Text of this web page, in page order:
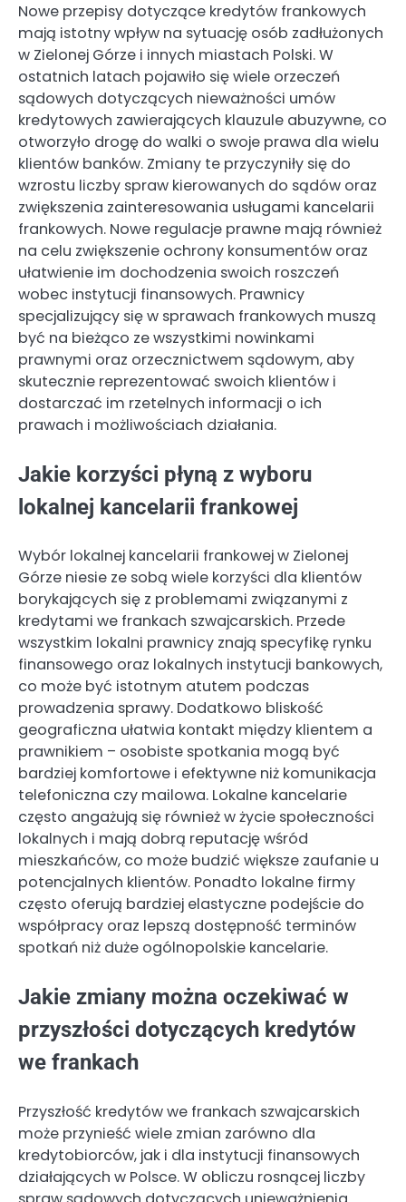
Nowe przepisy dotyczące kredytów frankowych
mają istotny wpływ na sytuację osób zadłużonych
w Zielonej Górze i innych miastach Polski. W
ostatnich latach pojawiło się wiele orzeczeń
sądowych dotyczących nieważności umów
kredytowych zawierających klauzule abuzywne, co
otworzyło drogę do walki o swoje prawa dla wielu
klientów banków. Zmiany te przyczyniły się do
wzrostu liczby spraw kierowanych do sądów oraz
zwiększenia zainteresowania usługami kancelarii
frankowych. Nowe regulacje prawne mają również
na celu zwiększenie ochrony konsumentów oraz
ułatwienie im dochodzenia swoich roszczeń
wobec instytucji finansowych. Prawnicy
specjalizujący się w sprawach frankowych muszą
być na bieżąco ze wszystkimi nowinkami
prawnymi oraz orzecznictwem sądowym, aby
skutecznie reprezentować swoich klientów i
dostarczać im rzetelnych informacji o ich
prawach i możliwościach działania.
Jakie korzyści płyną z wyboru
lokalnej kancelarii frankowej
Wybór lokalnej kancelarii frankowej w Zielonej
Górze niesie ze sobą wiele korzyści dla klientów
borykających się z problemami związanymi z
kredytami we frankach szwajcarskich. Przede
wszystkim lokalni prawnicy znają specyfikę rynku
finansowego oraz lokalnych instytucji bankowych,
co może być istotnym atutem podczas
prowadzenia sprawy. Dodatkowo bliskość
geograficzna ułatwia kontakt między klientem a
prawnikiem – osobiste spotkania mogą być
bardziej komfortowe i efektywne niż komunikacja
telefoniczna czy mailowa. Lokalne kancelarie
często angażują się również w życie społeczności
lokalnych i mają dobrą reputację wśród
mieszkańców, co może budzić większe zaufanie u
potencjalnych klientów. Ponadto lokalne firmy
często oferują bardziej elastyczne podejście do
współpracy oraz lepszą dostępność terminów
spotkań niż duże ogólnopolskie kancelarie.
Jakie zmiany można oczekiwać w
przyszłości dotyczących kredytów
we frankach
Przyszłość kredytów we frankach szwajcarskich
może przynieść wiele zmian zarówno dla
kredytobiorców, jak i dla instytucji finansowych
działających w Polsce. W obliczu rosnącej liczby